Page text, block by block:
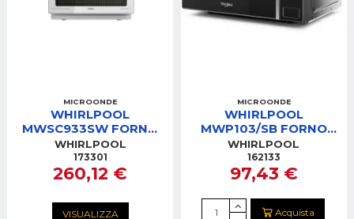
MICROONDE
WHIRLPOOL
MWSC933SW FORNO
MICROONDE33LT
BIANCO 900W
COTTURA A VAPORE
WHIRLPOOL
173301
260,12 €
VISUALIZZA
MICROONDE
WHIRLPOOL
MWP103/SB FORNO
MICROONDE 20LT
SILVER/BLACK 700 W.
WHIRLPOOL
162133
97,43 €
Acquista